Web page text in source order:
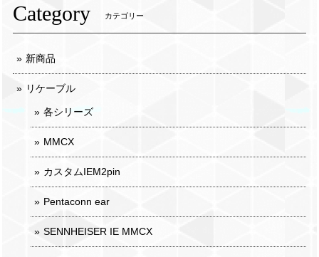
Category カテゴリー
新商品
リケーブル
各シリーズ
MMCX
カスタムIEM2pin
Pentaconn ear
SENNHEISER IE MMCX